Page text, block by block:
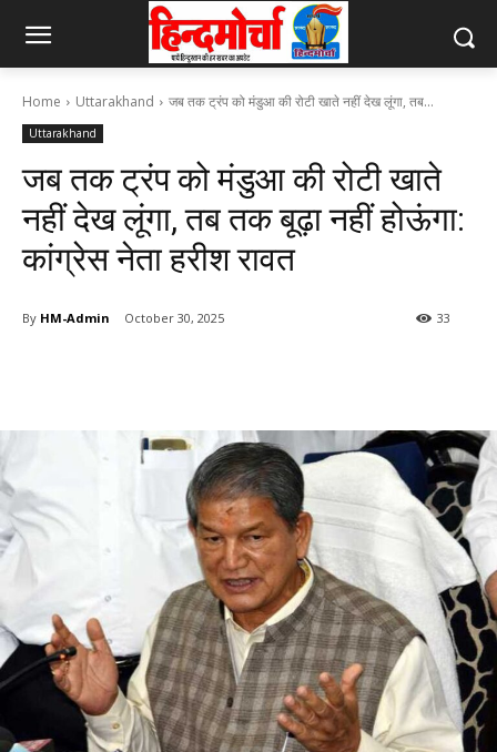
Home Uttarakhand जब तक ट्रंप को मंडुआ की रोटी खाते नहीं देख लूंगा, तब...
Uttarakhand
जब तक ट्रंप को मंडुआ की रोटी खाते
नहीं देख लूंगा, तब तक बूढ़ा नहीं होऊंगा:
कांग्रेस नेता हरीश रावत
By HM-Admin October 30, 2025 33